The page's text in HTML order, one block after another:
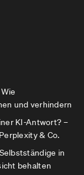
und verhindern
KI-Antwort? –
& Co.
in
behalten